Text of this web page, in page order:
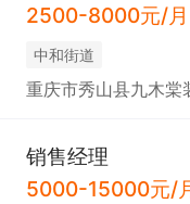
2500-8000元/月
中和街道
重庆市秀山县九木棠
销售经理
5000-15000元/